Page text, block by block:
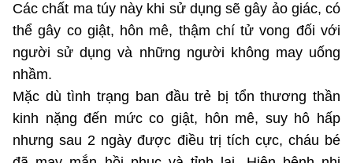
Cơ quan chủ quản: Bộ Khoa học và Công nghệ (MST)
Chịu trách nhiệm nội dung: Nguyễn Thị Hải Hằng
Giám đốc Trung tâm Truyền thông Khoa học và Công nghệ.
Liên hệ
Địa chỉ: Ban Biên tập Cổng TTĐT - 18 Nguyễn Du, TP. Hà Nội
Điện thoại: 024 3936 9506
Email: stc@mst.gov.vn
©2026 Bản quyền thuộc Bộ Khoa Học và Công Nghệ
(Ghi rõ nguồn "https://mst.gov.vn" khi phát hành lại thông tin từ
Các chất ma túy này khi sử dụng sẽ gây ảo giác, có
thể gây co giật, hôn mê, thậm chí tử vong đối với
người sử dụng và những người không may uống
nhầm.
Mặc dù tình trạng ban đầu trẻ bị tổn thương thần
kinh nặng đến mức co giật, hôn mê, suy hô hấp
nhưng sau 2 ngày được điều trị tích cực, cháu bé